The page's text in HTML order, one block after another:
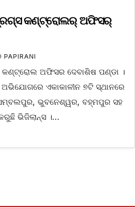
କଣ୍ଟ୍ରୋଲର୍ ଅଫିସର୍
PAPIRANI
ଅଫିସର ଦେବାଶିଷ ପଣ୍ଡା ।
ଏକାକାଳୀନ ୭ଟି ସ୍ଥାନରେ
ଭୁବନେଶ୍ୱର, ବହ୍ମପୁର ସହ
ଭିଜିଲାନ୍ସ ।…